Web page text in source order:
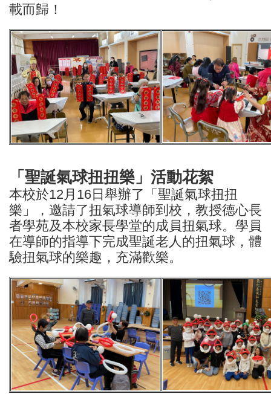
載而歸！
「聖誕氣球扭扭樂」活動花絮
本校於12月16日舉辦了「聖誕氣球扭扭
樂」，邀請了扭氣球導師到校，教授德心長
者學苑及本校家長學堂的成員扭氣球。學員
在導師的指導下完成聖誕老人的扭氣球，體
驗扭氣球的樂趣，充滿歡樂。